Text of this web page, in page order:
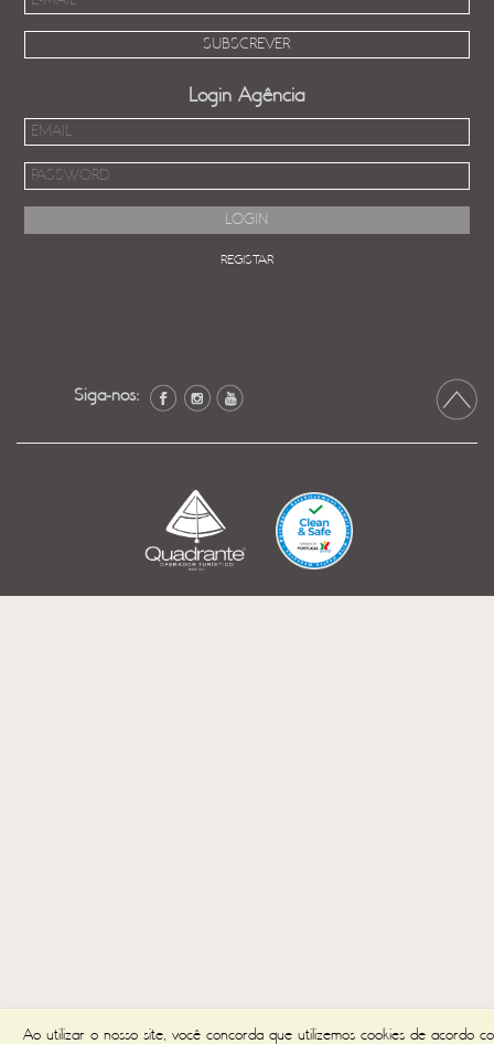
Login Agência
REGISTAR
Siga-nos:
Ao utilizar o nosso site, você concorda que utilizemos cookies de acordo